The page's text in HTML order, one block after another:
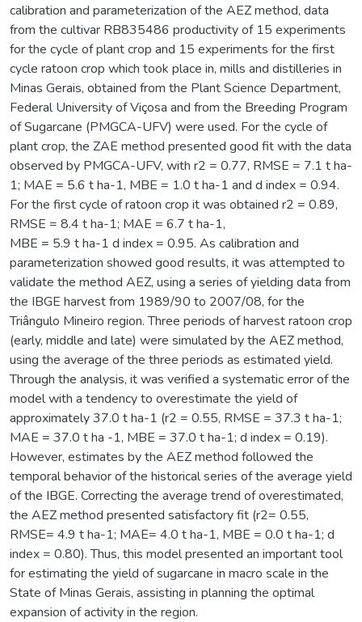
calibration and parameterization of the AEZ method, data
from the cultivar RB835486 productivity of 15 experiments
for the cycle of plant crop and 15 experiments for the first
cycle ratoon crop which took place in, mills and distilleries in
Minas Gerais, obtained from the Plant Science Department,
Federal University of Viçosa and from the Breeding Program
of Sugarcane (PMGCA-UFV) were used. For the cycle of
plant crop, the ZAE method presented good fit with the data
observed by PMGCA-UFV, with r2 = 0.77, RMSE = 7.1 t ha-
1; MAE = 5.6 t ha-1, MBE = 1.0 t ha-1 and d index = 0.94.
For the first cycle of ratoon crop it was obtained r2 = 0.89,
RMSE = 8.4 t ha-1; MAE = 6.7 t ha-1,
MBE = 5.9 t ha-1 d index = 0.95. As calibration and
parameterization showed good results, it was attempted to
validate the method AEZ, using a series of yielding data from
the IBGE harvest from 1989/90 to 2007/08, for the
Triângulo Mineiro region. Three periods of harvest ratoon crop
(early, middle and late) were simulated by the AEZ method,
using the average of the three periods as estimated yield.
Through the analysis, it was verified a systematic error of the
model with a tendency to overestimate the yield of
approximately 37.0 t ha-1 (r2 = 0.55, RMSE = 37.3 t ha-1;
MAE = 37.0 t ha -1, MBE = 37.0 t ha-1; d index = 0.19).
However, estimates by the AEZ method followed the
temporal behavior of the historical series of the average yield
of the IBGE. Correcting the average trend of overestimated,
the AEZ method presented satisfactory fit (r2= 0.55,
RMSE= 4.9 t ha-1; MAE= 4.0 t ha-1, MBE = 0.0 t ha-1; d
index = 0.80). Thus, this model presented an important tool
for estimating the yield of sugarcane in macro scale in the
State of Minas Gerais, assisting in planning the optimal
expansion of activity in the region.